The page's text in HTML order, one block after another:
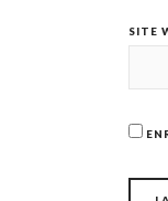
SITE